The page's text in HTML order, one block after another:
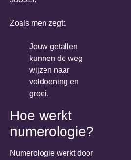
Zoals men zegt:.
Jouw getallen
kunnen de weg
wijzen naar
voldoening en
groei.
Hoe werkt
numerologie?
Numerologie werkt door